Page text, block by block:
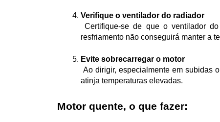
Verifique o ventilador do radiador
Certifique-se de que o ventilador do radiador está funcionando corretamente. Se ele não estiver ligando quando necessário, o sistema de
resfriamento não conseguirá manter a
Evite sobrecarregar o motor
atinja temperaturas elevadas.
Motor quente, o que fazer: